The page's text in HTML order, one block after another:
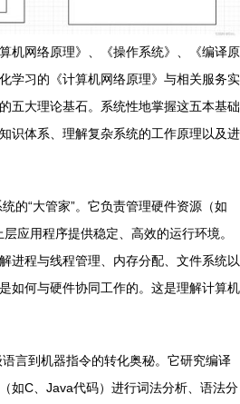
机网络原理》、《操作系统》、《编译原
学习的《计算机网络原理》与相关服务实
五大理论基石。系统性地掌握这五本基础
识体系、理解复杂系统的工作原理以及进
的“大管家”。它负责管理硬件资源（如
应用程序提供稳定、高效的运行环境。
进程与线程管理、内存分配、文件系统以
如何与硬件协同工作的。这是理解计算机
言到机器指令的转化奥秘。它研究编译
如C、Java代码）进行词法分析、语法分